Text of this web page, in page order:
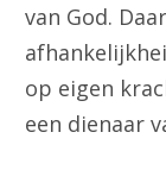
van God.
op eigen
een dienaar